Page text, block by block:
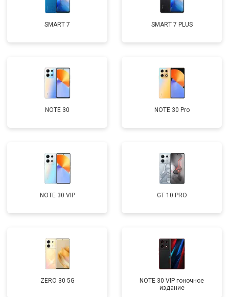
SMART 7 SMART 7 PLUS
NOTE 30 NOTE 30 Pro
NOTE 30 VIP GT 10 PRO
ZERO 30 5G
NOTE 30 VIP гоночное
издание